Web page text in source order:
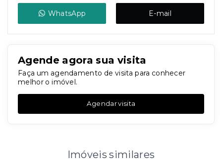
WhatsApp E-mail
Agende agora sua visita
Faça um agendamento de visita para conhecer
melhor o imóvel.
Agendar visita
Imóveis similares